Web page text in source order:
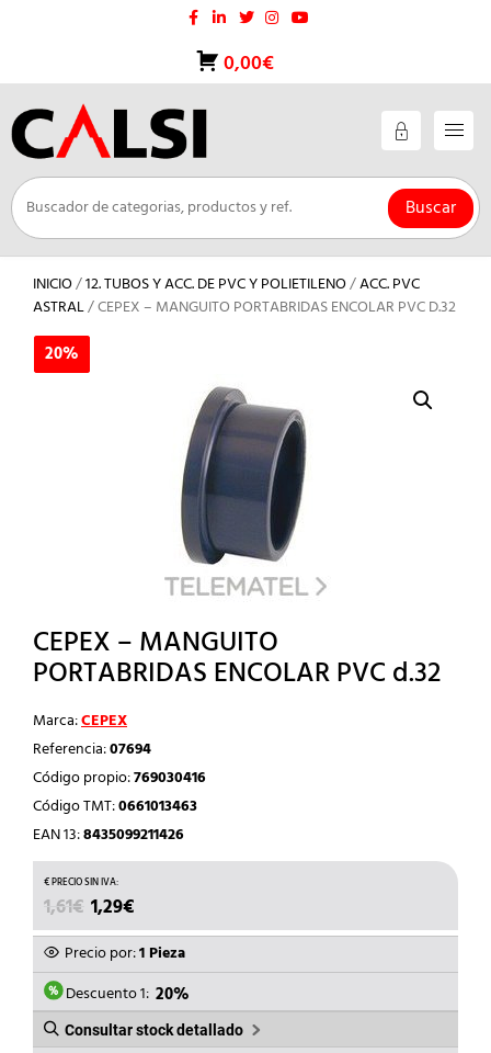
0,00€
Buscar
INICIO/12. TUBOS Y ACC. DE PVC Y POLIETILENO/ACC. PVC
ASTRAL/ CEPEX – MANGUITO PORTABRIDAS ENCOLAR PVC D.32
20%
CEPEX – MANGUITO
PORTABRIDAS ENCOLAR PVC d.32
Marca:CEPEX
Referencia:07694
Código propio:769030416
Código TMT:0661013463
EAN 13:8435099211426
1,61€ EL
PRECIO
ORIGINAL
ERA:
1,61€.
1,29€
PRECIO
ACTUAL
ES:
1,29€.
Precio por:1 Pieza
Descuento 1: 20%
Consultar stock detallado
20%